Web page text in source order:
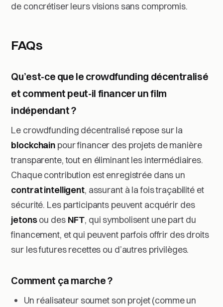
de concrétiser leurs visions sans compromis.
FAQs
Qu’est-ce que le crowdfunding décentralisé
et comment peut-il financer un film
indépendant ?
Le crowdfunding décentralisé repose sur la
blockchain pour financer des projets de manière
transparente, tout en éliminant les intermédiaires.
Chaque contribution est enregistrée dans un
contrat intelligent, assurant à la fois traçabilité et
sécurité. Les participants peuvent acquérir des
jetonsou des NFT, qui symbolisent une part du
financement, et qui peuvent parfois offrir des droits
sur les futures recettes ou d’autres privilèges.
Comment ça marche ?
Un réalisateur soumet son projet (comme un